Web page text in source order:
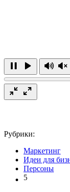
Рубрики:
Маркетинг
Идеи для
Персоны
5